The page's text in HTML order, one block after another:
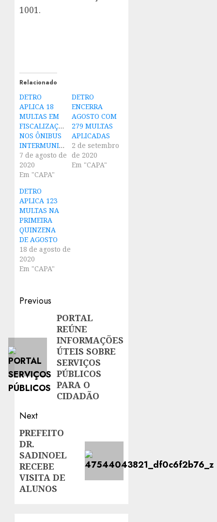
1001.
Relacionado
DETRO
APLICA 18
MULTAS EM
FISCALIZAÇÃO
NOS ÔNIBUS
INTERMUNICIPAIS
7 de agosto de
2020
Em "CAPA"
DETRO
ENCERRA
AGOSTO COM
279 MULTAS
APLICADAS
2 de setembro
de 2020
Em "CAPA"
DETRO
APLICA 123
MULTAS NA
PRIMEIRA
QUINZENA
DE AGOSTO
18 de agosto de
2020
Em "CAPA"
Post
navigation
Previous
PORTAL
REÚNE
INFORMAÇÕES
ÚTEIS SOBRE
SERVIÇOS
PÚBLICOS
PARA O
CIDADÃO
Next
Next
post:
PREFEITO
DR.
SADINOEL
RECEBE
VISITA DE
ALUNOS